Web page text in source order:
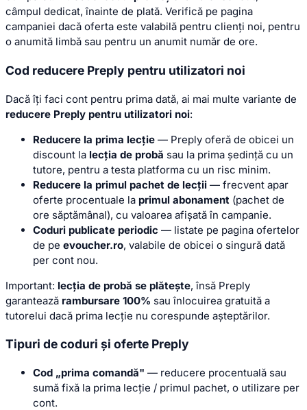
câmpul dedicat, înainte de plată. Verifică pe pagina
campaniei dacă oferta este valabilă pentru clienți noi, pentru
o anumită limbă sau pentru un anumit număr de ore.
Cod reducere Preply pentru utilizatori noi
Dacă îți faci cont pentru prima dată, ai mai multe variante de
reducere Preply pentru utilizatori noi:
Reducere la prima lecție — Preply oferă de obicei un
discount la lecția de probă sau la prima ședință cu un
tutore, pentru a testa platforma cu un risc minim.
Reducere la primul pachet de lecții — frecvent apar
oferte procentuale la primul abonament (pachet de
ore săptămânal), cu valoarea afișată în campanie.
Coduri publicate periodic — listate pe pagina ofertelor
de pe evoucher.ro, valabile de obicei o singură dată
per cont nou.
Important: lecția de probă se plătește, însă Preply
garantează rambursare 100% sau înlocuirea gratuită a
tutorelui dacă prima lecție nu corespunde așteptărilor.
Tipuri de coduri și oferte Preply
Cod „prima comandă" — reducere procentuală sau
sumă fixă la prima lecție / primul pachet, o utilizare per
cont.